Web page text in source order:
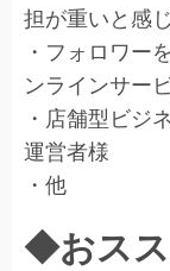
担が重いと感
・フォロワー
ンラインサー
・店舗型ビジ
運営者様
・他
◆おス